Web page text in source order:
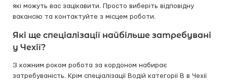
які можуть вас зацікавити. Просто виберіть відповідну
вакансію та контактуйте з місцем роботи.
Які ще спеціалізації найбільше затребувані
у Чехії?
З кожним роком робота за кордоном набирає
затребуваність. Крім спеціалізації Водій категорії B в Чехії